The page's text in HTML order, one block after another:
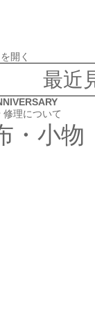
開く
最近
修理について
・小物